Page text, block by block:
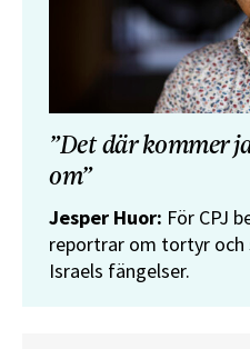
”Det där kommer
om”
Jesper Huor: För CPJ
reportrar om tortyr och
Israels fängelser.